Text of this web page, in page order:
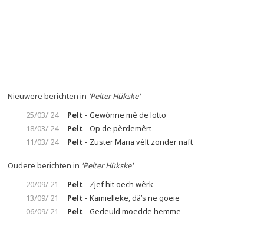
Nieuwere berichten in 'Pelter Hükske'
25/03/'24
Pelt - Gewónne mè de lotto
18/03/'24
Pelt - Op de pèrdemêrt
11/03/'24
Pelt - Zuster Maria vèlt zonder naft
Oudere berichten in 'Pelter Hükske'
20/09/'21
Pelt - Zjef hit oech wêrk
13/09/'21
Pelt - Kamielleke, dä’s ne goeie
06/09/'21
Pelt - Gedeuld moedde hemme